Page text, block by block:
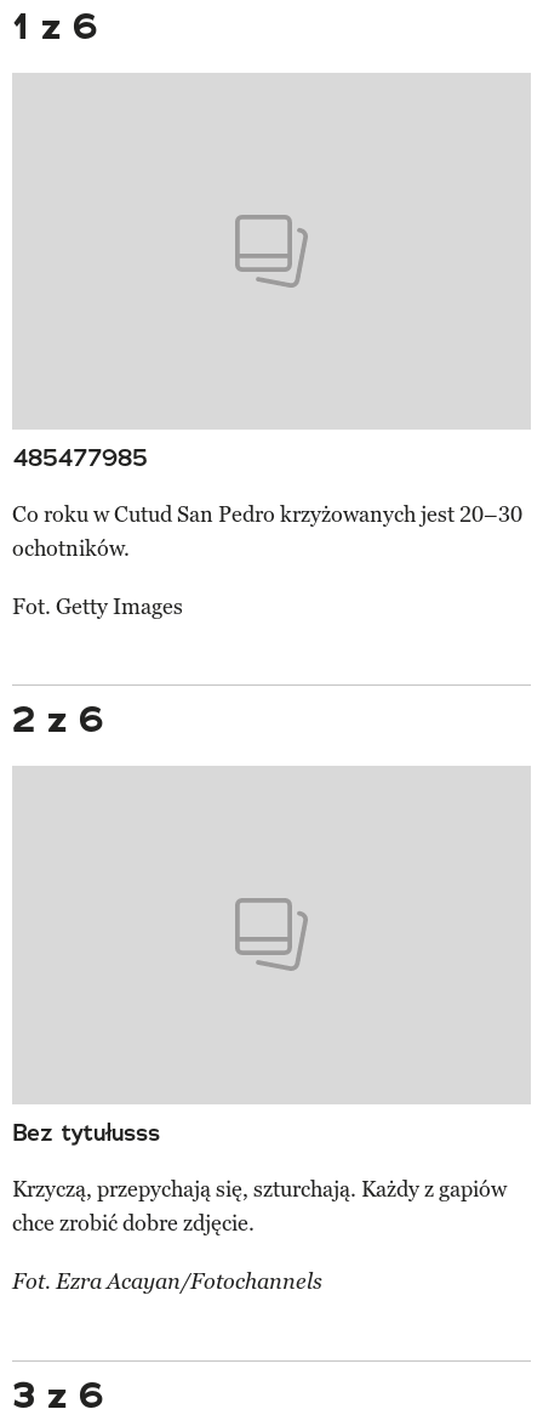
1 z 6
485477985
Co roku w Cutud San Pedro krzyżowanych jest 20–30
ochotników.
Fot. Getty Images
2 z 6
Bez tytułusss
Krzyczą, przepychają się, szturchają. Każdy z gapiów
chce zrobić dobre zdjęcie.
Fot. Ezra Acayan/Fotochannels
3 z 6